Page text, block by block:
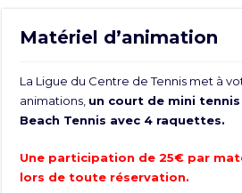
Matériel d’animation
La Ligue du Centre de Tennis met à
animations, un court de mini
Beach Tennis avec 4 raquettes.
Une participation de 25€ par
lors de toute réservation.